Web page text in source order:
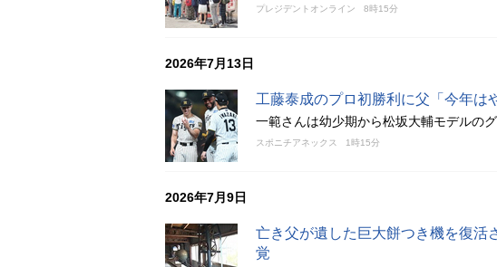
プレジデントオンライン 8時15分
2026年7月13日
工藤泰成のプロ初勝利に父「今年は
一範さんは幼少期から松坂大輔モデルの
スポニチアネックス 1時15分
2026年7月9日
亡き父が遺した巨大餅つき機を復活
覚